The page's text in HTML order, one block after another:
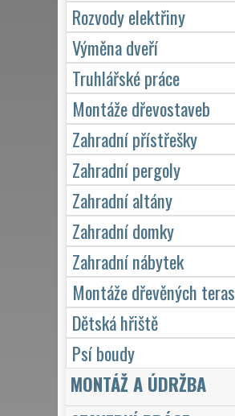
Rozvody elektřiny
Výměna dveří
Truhlářské práce
Montáže dřevostaveb
Zahradní přístřešky
Zahradní pergoly
Zahradní altány
Zahradní domky
Zahradní nábytek
Montáže dřevěných teras
Dětská hřiště
Psí boudy
MONTÁŽ A ÚDRŽBA